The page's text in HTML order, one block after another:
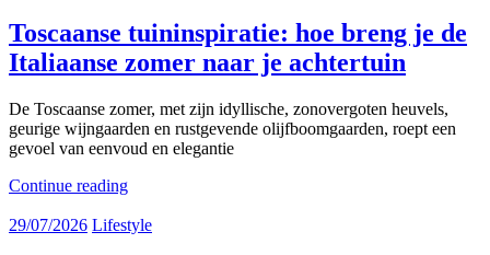
Toscaanse tuininspiratie: hoe breng je de
Italiaanse zomer naar je achtertuin
De Toscaanse zomer, met zijn idyllische, zonovergoten heuvels,
geurige wijngaarden en rustgevende olijfboomgaarden, roept een
gevoel van eenvoud en elegantie
Continue reading
29/07/2026 Lifestyle